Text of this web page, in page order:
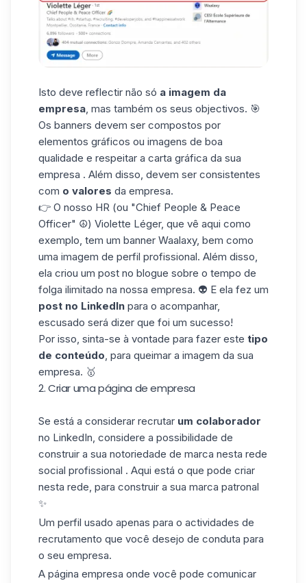
Isto deve reflectir não só a imagem da
empresa , mas também os seus objectivos. 🎯
Os banners devem ser compostos por
elementos gráficos ou imagens de boa
qualidade e respeitar a carta gráfica da sua
empresa . Além disso, devem ser consistentes
com o valores da empresa.
👉 O nosso HR (ou "Chief People & Peace
Officer" ☮️) Violette Léger, que vê aqui como
exemplo, tem um banner Waalaxy, bem como
uma imagem de perfil profissional. Além disso,
ela criou um post no blogue sobre o tempo de
folga ilimitado na nossa empresa. 👽 E ela fez um
post no LinkedIn para o acompanhar,
escusado será dizer que foi um sucesso!
Por isso, sinta-se à vontade para fazer este tipo
de conteúdo , para queimar a imagem da sua
empresa. 🥇
2. Criar uma página de empresa
Se está a considerar recrutar um colaborador
no LinkedIn, considere a possibilidade de
construir a sua notoriedade de marca nesta rede
social profissional . Aqui está o que pode criar
nesta rede, para construir a sua marca patronal
✨
Um perfil usado apenas para o actividades de
recrutamento que você desejo de conduta para
o seu empresa.
A página empresa onde você pode comunicar